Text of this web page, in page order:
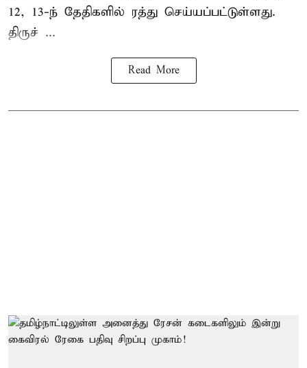
12, 13-ந் தேதிகளில் ரத்து செய்யப்பட்டுள்ளது.
திருச் ...
Read More